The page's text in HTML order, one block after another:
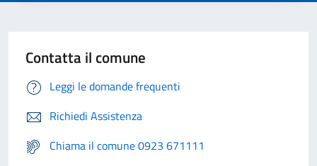
Contatta il comune
Leggi le domande frequenti
Richiedi Assistenza
Chiama il comune 0923 671111